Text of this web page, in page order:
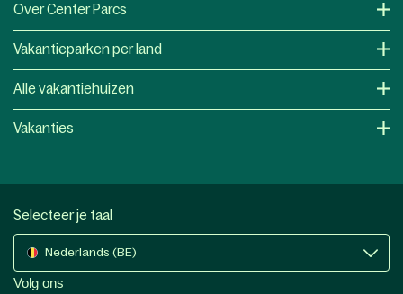
Over Center Parcs
Vakantieparken per land
Alle vakantiehuizen
Vakanties
Selecteer je taal
Nederlands (BE)
Volg ons